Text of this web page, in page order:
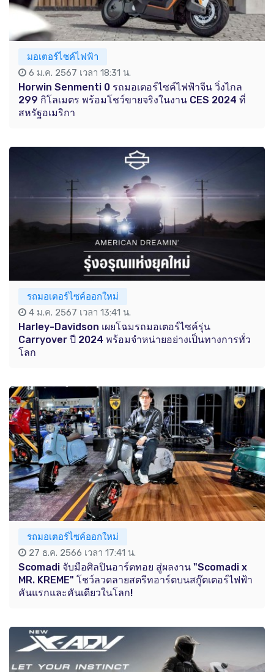
มอเตอร์ไซค์ไฟฟ้า
6 ม.ค. 2567 เวลา 18:31 น.
Horwin Senmenti 0 รถมอเตอร์ไซค์ไฟฟ้าจีน วิ่งไกล
299 กิโลเมตร พร้อมโชว์ขายจริงในงาน CES 2024 ที่
สหรัฐอเมริกา
รถมอเตอร์ไซค์ออกใหม่
4 ม.ค. 2567 เวลา 13:41 น.
Harley-Davidson เผยโฉมรถมอเตอร์ไซค์รุ่น
Carryover ปี 2024 พร้อมจำหน่ายอย่างเป็นทางการทั่ว
โลก
รถมอเตอร์ไซค์ออกใหม่
27 ธ.ค. 2566 เวลา 17:41 น.
Scomadi จับมือศิลปินอาร์ตทอย สู่ผลงาน "Scomadi x
MR. KREME" โชว์ลวดลายสตรีทอาร์ตบนสกู๊ตเตอร์ไฟฟ้า
คันแรกและคันเดียวในโลก!